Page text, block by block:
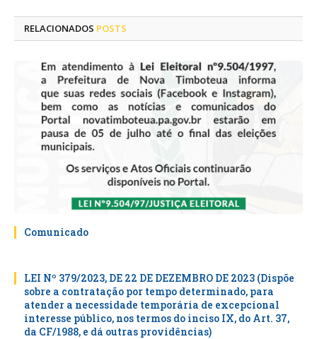
RELACIONADOS POSTS
Comunicado
LEI Nº 379/2023, DE 22 DE DEZEMBRO DE 2023 (Dispõe
sobre a contratação por tempo determinado, para
atender a necessidade temporária de excepcional
interesse público, nos termos do inciso IX, do Art. 37,
da CF/1988, e dá outras providências)